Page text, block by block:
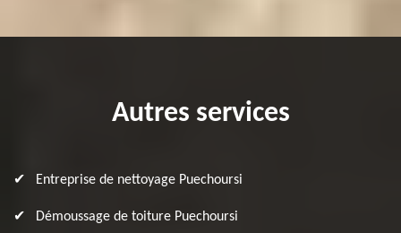
Autres services
Entreprise de nettoyage Puechoursi
Démoussage de toiture Puechoursi